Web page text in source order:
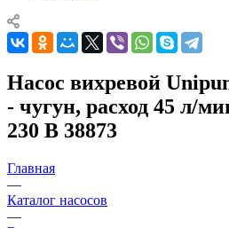
Насос вихревой
- чугун, расход 45 л/
230 В 38873
Главная
—
Каталог насосов
—